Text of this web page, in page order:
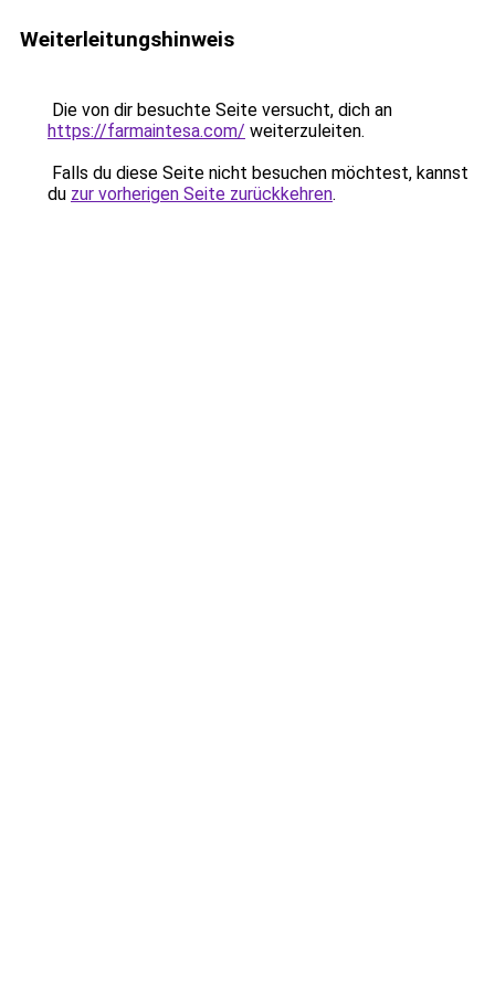
Weiterleitungshinweis
Die von dir besuchte Seite versucht, dich an
https://farmaintesa.com/ weiterzuleiten.
Falls du diese Seite nicht besuchen möchtest, kannst
du zur vorherigen Seite zurückkehren.